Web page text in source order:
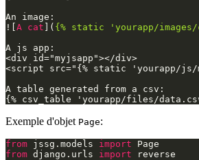
An image:
![A cat ]( {% static 'yourapp/
A js app:
<div id="myjsapp"></div>
<script src="{% static 'yourapp/js/
A table generated from a csv:
Exemple d'objet Page:
from jssg.models import
Page
from django.urls import
reverse